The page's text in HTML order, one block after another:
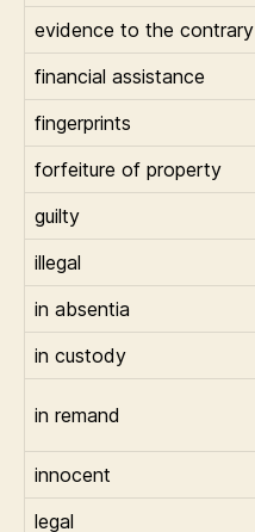
evidence to the contrary
financial assistance
fingerprints
forfeiture of property
guilty
illegal
in absentia
in custody
in remand
innocent
legal